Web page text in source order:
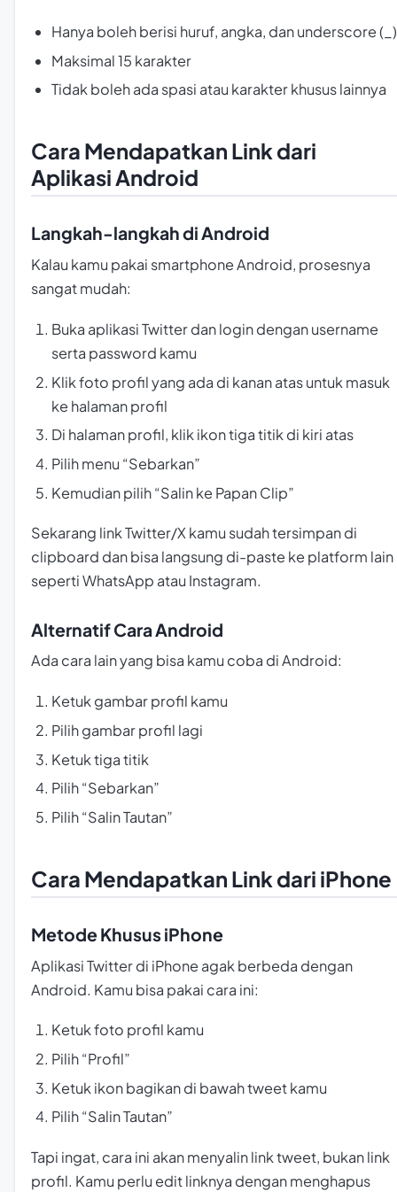
Hanya boleh berisi huruf, angka, dan underscore (_)
Maksimal 15 karakter
Tidak boleh ada spasi atau karakter khusus lainnya
Cara Mendapatkan Link dari
Aplikasi Android
Langkah-langkah di Android
Kalau kamu pakai smartphone Android, prosesnya
sangat mudah:
Buka aplikasi Twitter dan login dengan username
serta password kamu
Klik foto profil yang ada di kanan atas untuk masuk
ke halaman profil
Di halaman profil, klik ikon tiga titik di kiri atas
Pilih menu “Sebarkan”
Kemudian pilih “Salin ke Papan Clip”
Sekarang link Twitter/X kamu sudah tersimpan di
clipboard dan bisa langsung di-paste ke platform lain
seperti WhatsApp atau Instagram.
Alternatif Cara Android
Ada cara lain yang bisa kamu coba di Android:
Ketuk gambar profil kamu
Pilih gambar profil lagi
Ketuk tiga titik
Pilih “Sebarkan”
Pilih “Salin Tautan”
Cara Mendapatkan Link dari iPhone
Metode Khusus iPhone
Aplikasi Twitter di iPhone agak berbeda dengan
Android. Kamu bisa pakai cara ini:
Ketuk foto profil kamu
Pilih “Profil”
Ketuk ikon bagikan di bawah tweet kamu
Pilih “Salin Tautan”
Tapi ingat, cara ini akan menyalin link tweet, bukan link
profil. Kamu perlu edit linknya dengan menghapus